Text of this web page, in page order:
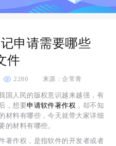
申请需要哪些
件
2280 来源：企常青
人民的版权意识越来越强，有
，想要申请软件著作权 ，却不知
材料有哪些，今天就带大家详细
的材料有哪些。
作权，是指软件的开发者或者